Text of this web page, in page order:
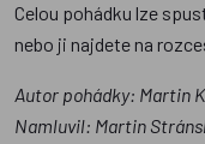
Celou pohádku lze
nebo ji najdete na
Autor pohádky: Martin
Namluvil: Martin